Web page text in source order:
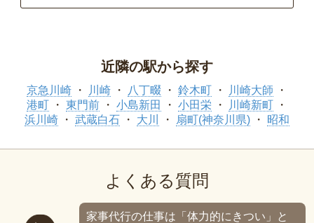
近隣の駅から探す
京急川崎 川崎 八丁畷 鈴木町
川崎大師
港町
東門前 小島新田 小田栄
川崎新町
浜川崎
武蔵白石 大川 扇町(神奈川県) 昭和
よくある質問
家事代行の仕事は「体力的にきつい」と